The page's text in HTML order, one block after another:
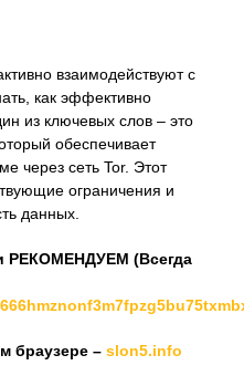
взаимодействуют с
как эффективно
из ключевых слов – это
обеспечивает
через сеть Tor. Этот
ограничения и
данных.
РЕКОМЕНДУЕМ (Всегда
браузере – slon5.info